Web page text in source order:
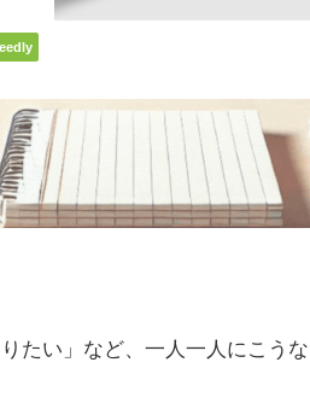
たい」など、一人一人にこうな